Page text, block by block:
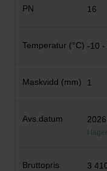
16
-10 -
1
I lager
3